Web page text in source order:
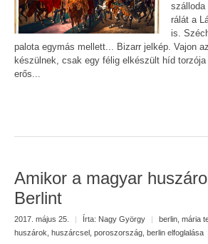
szálloda
rálát a
is.
palota egymás mellett... Bizarr jelkép. Vajon
készülnek, csak egy félig elkészült híd
erős...
Amikor a magyar
Berlint
2017. május 25. | Írta: Nagy György | berlin mária
huszárok huszárcsel poroszország berlin elfoglalása